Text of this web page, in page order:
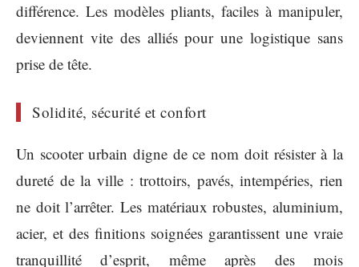
différence. Les modèles pliants, faciles à manipuler,
deviennent vite des alliés pour une logistique sans
prise de tête.
Solidité, sécurité et confort
Un scooter urbain digne de ce nom doit résister à la
dureté de la ville : trottoirs, pavés, intempéries, rien
ne doit l’arrêter. Les matériaux robustes, aluminium,
acier, et des finitions soignées garantissent une vraie
tranquillité d’esprit, même après des mois